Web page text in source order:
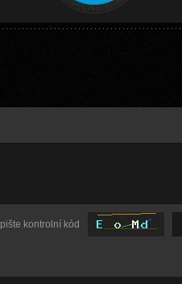
kontrolní kód